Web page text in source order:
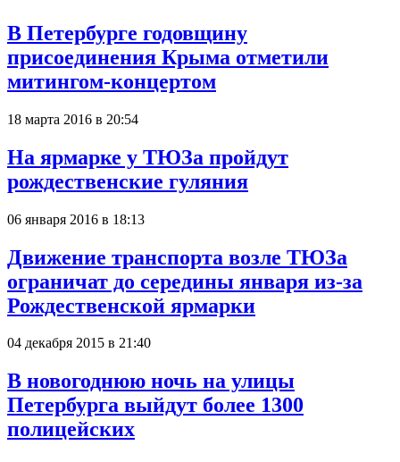
В Петербурге годовщину
присоединения Крыма отметили
митингом-концертом
18 марта 2016 в 20:54
На ярмарке у ТЮЗа пройдут
рождественские гуляния
06 января 2016 в 18:13
Движение транспорта возле ТЮЗа
ограничат до середины января из-за
Рождественской ярмарки
04 декабря 2015 в 21:40
В новогоднюю ночь на улицы
Петербурга выйдут более 1300
полицейских